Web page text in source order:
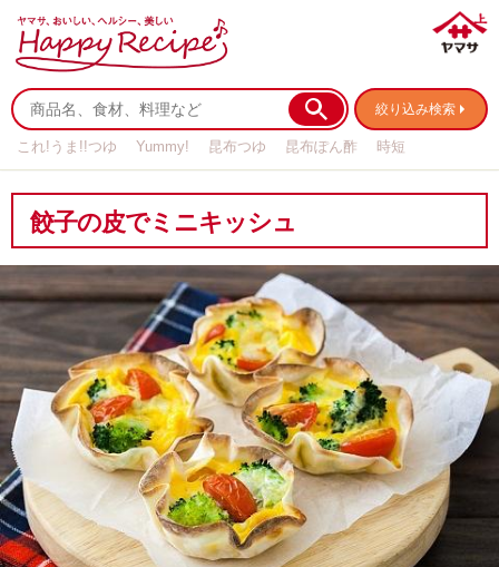
絞り込み検索
これ!うま!!つゆ Yummy! 昆布つゆ 昆布ぽん酢
時短
餃子の皮でミニキッシュ